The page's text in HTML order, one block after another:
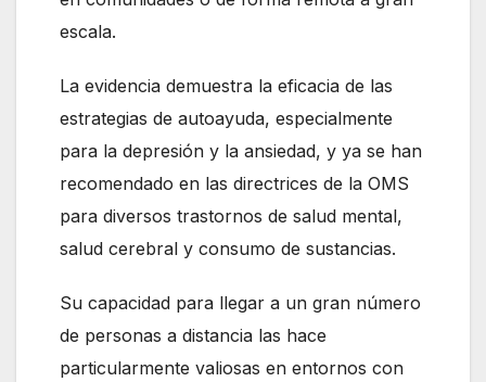
escala.
La evidencia demuestra la eficacia de las
estrategias de autoayuda, especialmente
para la depresión y la ansiedad, y ya se han
recomendado en las directrices de la OMS
para diversos trastornos de salud mental,
salud cerebral y consumo de sustancias.
Su capacidad para llegar a un gran número
de personas a distancia las hace
particularmente valiosas en entornos con